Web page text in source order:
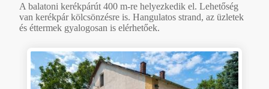
A balatoni kerékpárút 400 m-re helyezkedik el. Lehetőség
van kerékpár kölcsönzésre is. Hangulatos strand, az üzletek
és éttermek gyalogosan is elérhetőek.